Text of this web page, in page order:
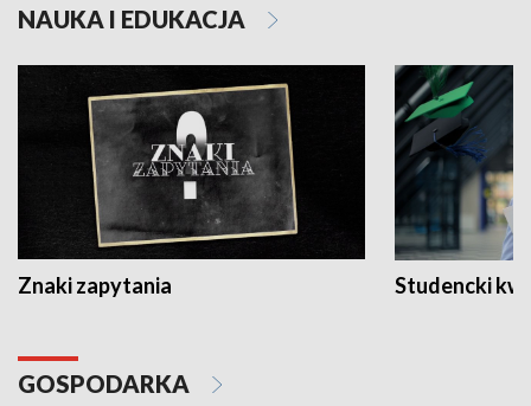
NAUKA I EDUKACJA
Znaki zapytania Studencki
GOSPODARKA